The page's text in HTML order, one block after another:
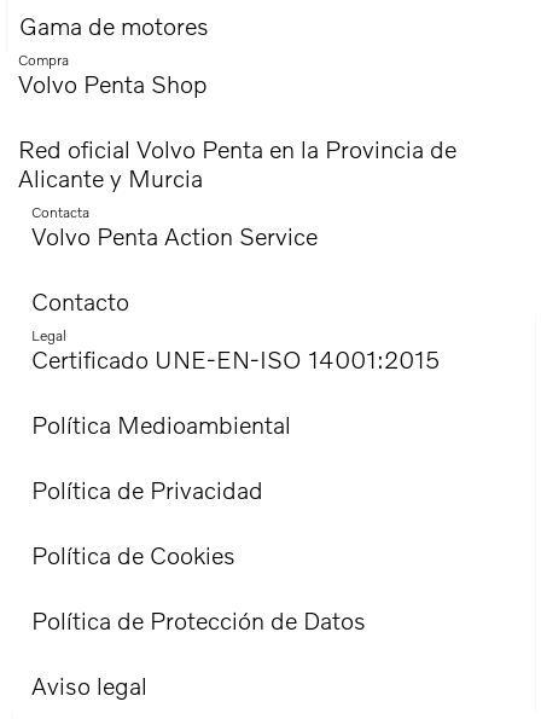
Gama de motores
Compra
Volvo Penta Shop
Red oficial Volvo Penta en la Provincia de
Alicante y Murcia
Contacta
Volvo Penta Action Service
Contacto
Legal
Certificado UNE-EN-ISO 14001:2015
Política Medioambiental
Política de Privacidad
Política de Cookies
Política de Protección de Datos
Aviso legal